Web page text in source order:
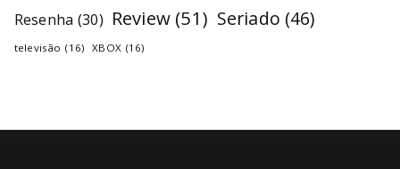
Resenha (30) Review (51) Seriado (46)
televisão (16) XBOX (16)